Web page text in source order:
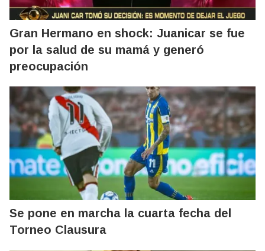
Gran Hermano en shock: Juanicar se fue
por la salud de su mamá y generó
preocupación
Se pone en marcha la cuarta fecha del
Torneo Clausura